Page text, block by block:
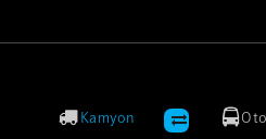
Kamyon